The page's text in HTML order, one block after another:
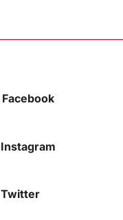
Facebook
Instagram
Twitter